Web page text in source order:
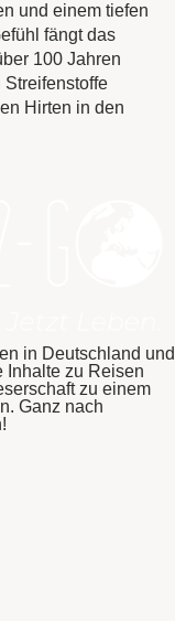
und einem tiefen
fängt das
100 Jahren
Hirten in den
in Deutschland und
Inhalte zu Reisen
zu einem
Ganz nach